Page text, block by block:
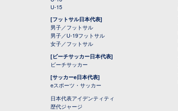
U-15
[フットサル日本代表]
男子／フットサル
男子／U-19フットサル
女子／フットサル
[ビーチサッカー日本代表]
ビーチサッカー
[サッカーe日本代表]
eスポーツ・サッカー
日本代表アイデンティティ
歴代ジャージ